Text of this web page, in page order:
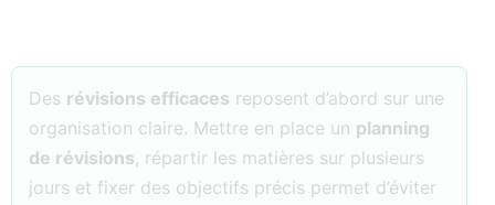
Des révisions efficaces reposent d’abord sur une
organisation claire. Mettre en place un planning
de révisions, répartir les matières sur plusieurs
jours et fixer des objectifs précis permet d’éviter